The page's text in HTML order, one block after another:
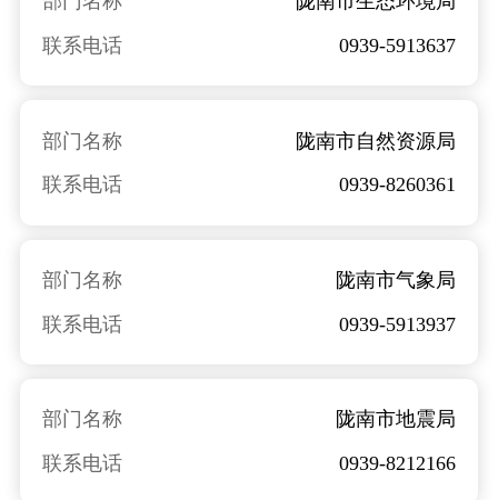
联系电话
0939-5913637
部门名称
陇南市自然资源局
联系电话
0939-8260361
部门名称
陇南市气象局
联系电话
0939-5913937
部门名称
陇南市地震局
联系电话
0939-8212166